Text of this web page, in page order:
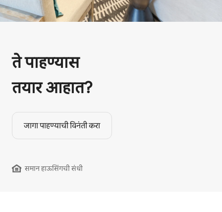
ते पाहण्यास
तयार आहात?
जागा पाहण्याची विनंती करा
समान हाऊसिंगची संधी